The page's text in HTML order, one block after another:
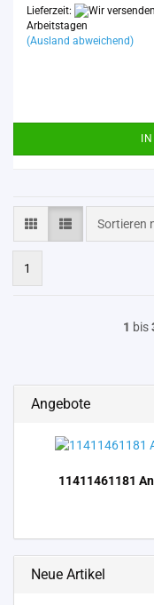
Lieferzeit:
Arbeitstagen
(Ausland abweichend)
Sortieren
Sortieren
1
1 bis
Angebote
11411461181
Neue Artikel